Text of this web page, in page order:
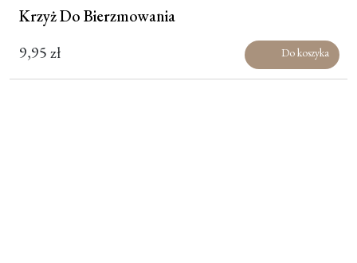
Krzyż Do Bierzmowania
9,95zł Do koszyka